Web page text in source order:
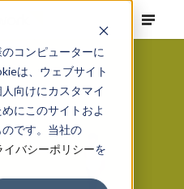
コンピューターに
は、ウェブサイト
向けにカスタマイ
にこのサイトおよ
です。当社の
イバシーポリシーを